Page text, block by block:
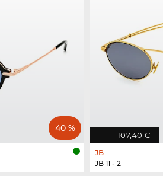
40 %
107,40 €
JB
JB 11 - 2